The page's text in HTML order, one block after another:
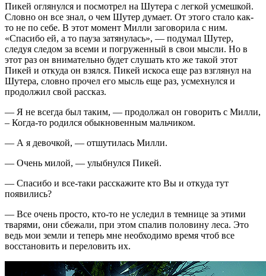
Пикей оглянулся и посмотрел на Шутера с легкой усмешкой.
Словно он все знал, о чем Шутер думает. От этого стало как-
то не по себе. В этот момент Милли заговорила с ним.
«Спасибо ей, а то пауза затянулась», — подумал Шутер,
следуя следом за всеми и погруженный в свои мысли. Но в
этот раз он внимательно будет слушать кто же такой этот
Пикей и откуда он взялся. Пикей искоса еще раз взглянул на
Шутера, словно прочел его мысль еще раз, усмехнулся и
продолжил свой рассказ.
— Я не всегда был таким, — продолжал он говорить с Милли,
– Когда-то родился обыкновенным мальчиком.
— А я девочкой, — отшутилась Милли.
— Очень милой, — улыбнулся Пикей.
— Спасибо и все-таки расскажите кто Вы и откуда тут
появились?
— Все очень просто, кто-то не уследил в темнице за этими
тварями, они сбежали, при этом спалив половину леса. Это
ведь мои земли и теперь мне необходимо время чтоб все
восстановить и переловить их.